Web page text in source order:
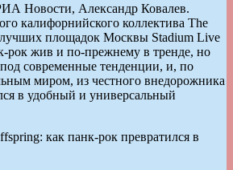
Александр Ковалев.
калифорнийского коллектива The
площадок Москвы Stadium Live
рок жив и по-прежнему в тренде, но
современные тенденции, и, по
миром, из честного внедорожника
в удобный и универсальный